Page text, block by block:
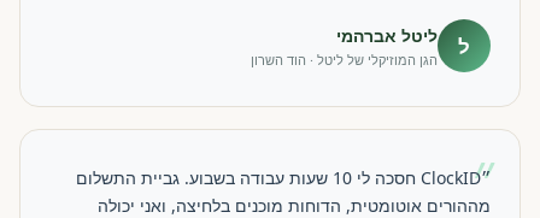
ל ליטל אברהמי
הגן המוזיקלי של ליטל · הוד השרון
״
״ClockID חסכה לי 10 שעות עבודה בשבוע. גביית התשלום
מההורים אוטומטית, הדוחות מוכנים בלחיצה, ואני יכולה